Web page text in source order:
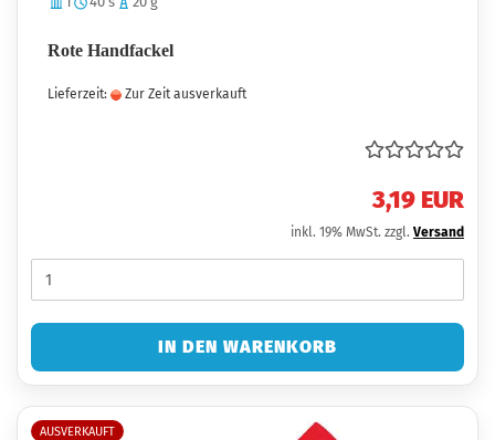
Rote Handfackel
Lieferzeit: Zur Zeit ausverkauft
3,19 EUR
inkl. 19% MwSt. zzgl. Versand
IN DEN WARENKORB
AUSVERKAUFT